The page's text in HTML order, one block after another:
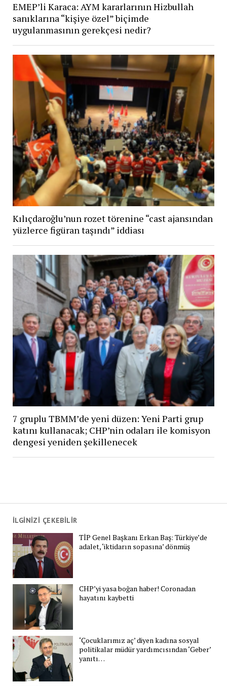
İLGİNİZİ ÇEKEBİLİR
TİP Genel Başkanı Erkan Baş: Türkiye’de
adalet, ‘iktidarın sopasına’ dönmüş
CHP’yi yasa boğan haber! Coronadan
hayatını kaybetti
‘Çocuklarımız aç’ diyen kadına sosyal
politikalar müdür yardımcısından ‘Geber’
yanıtı…
EMEP’li Karaca: AYM kararlarının Hizbullah
sanıklarına “kişiye özel” biçimde
uygulanmasının gerekçesi nedir?
Kılıçdaroğlu’nun rozet törenine “cast ajansından
yüzlerce figüran taşındı” iddiası
7 gruplu TBMM’de yeni düzen: Yeni Parti grup
katını kullanacak; CHP’nin odaları ile komisyon
dengesi yeniden şekillenecek